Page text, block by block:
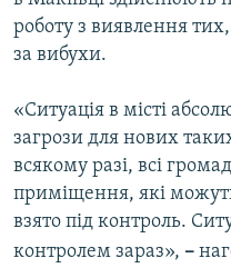
Усі сайти RFE/RL
роботу з виявлення тих,
за вибухи.
«Ситуація в місті
загрози для нових
всякому разі, всі
приміщення, які
взято під контроль.
контролем зараз», –